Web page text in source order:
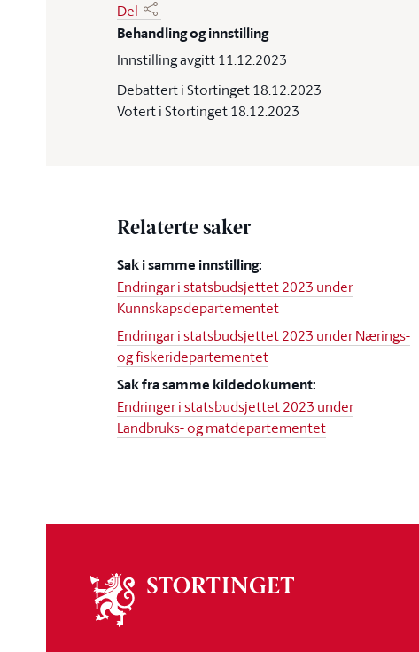
Del
Behandling og innstilling
Innstilling avgitt 11.12.2023
Debattert i Stortinget 18.12.2023
Votert i Stortinget 18.12.2023
Relaterte saker
Sak i samme innstilling:
Endringar i statsbudsjettet 2023 under
Kunnskapsdepartementet
Endringar i statsbudsjettet 2023 under Nærings-
og fiskeridepartementet
Sak fra samme kildedokument:
Endringer i statsbudsjettet 2023 under
Landbruks- og matdepartementet
stortinget